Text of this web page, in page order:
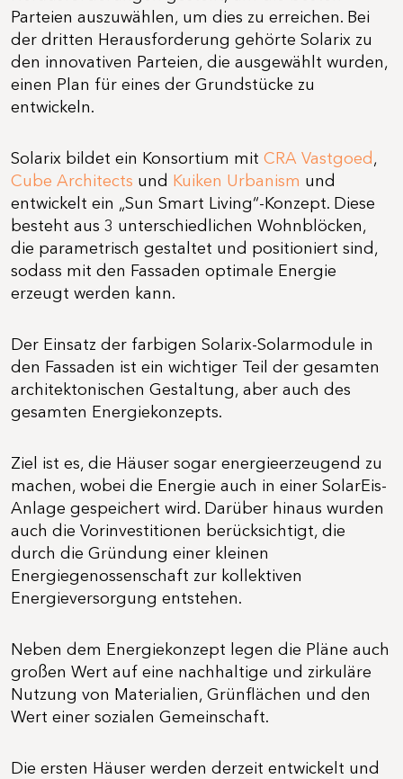
Parteien auszuwählen, um dies zu erreichen. Bei
der dritten Herausforderung gehörte Solarix zu
den innovativen Parteien, die ausgewählt wurden,
einen Plan für eines der Grundstücke zu
entwickeln.
Solarix bildet ein Konsortium mit CRA Vastgoed,
Cube Architects und Kuiken Urbanism und
entwickelt ein „Sun Smart Living“-Konzept. Diese
besteht aus 3 unterschiedlichen Wohnblöcken,
die parametrisch gestaltet und positioniert sind,
sodass mit den Fassaden optimale Energie
erzeugt werden kann.
Der Einsatz der farbigen Solarix-Solarmodule in
den Fassaden ist ein wichtiger Teil der gesamten
architektonischen Gestaltung, aber auch des
gesamten Energiekonzepts.
Ziel ist es, die Häuser sogar energieerzeugend zu
machen, wobei die Energie auch in einer SolarEis-
Anlage gespeichert wird. Darüber hinaus wurden
auch die Vorinvestitionen berücksichtigt, die
durch die Gründung einer kleinen
Energiegenossenschaft zur kollektiven
Energieversorgung entstehen.
Neben dem Energiekonzept legen die Pläne auch
großen Wert auf eine nachhaltige und zirkuläre
Nutzung von Materialien, Grünflächen und den
Wert einer sozialen Gemeinschaft.
Die ersten Häuser werden derzeit entwickelt und